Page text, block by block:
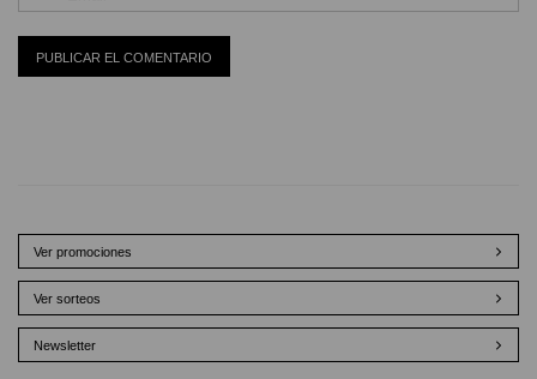
Ver promociones
Ver sorteos
Newsletter